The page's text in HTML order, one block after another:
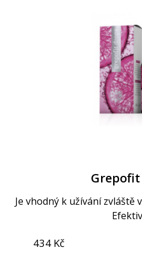
Je vhodný k užívání zvláště
434Kč